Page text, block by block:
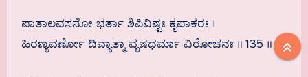
ಪಾತಾಲವಸನೋ ಭರ್ತಾ ಶಿಪಿವಿಷ್ಟಃ ಕೃಪಾಕರಃ ।
ಹಿರಣ್ಯವರ್ಣೋ ದಿವ್ಯಾತ್ಮಾ ವೃಷಧರ್ಮಾ ವಿರೋಚನಃ ॥ 135 ॥